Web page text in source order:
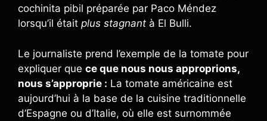
cochinita pibil préparée par Paco Méndez
lorsqu’il était plus stagnant à El Bulli.
Le journaliste prend l’exemple de la tomate pour
expliquer que ce que nous nous approprions,
nous s’approprie : La tomate américaine est
aujourd’hui à la base de la cuisine traditionnelle
d’Espagne ou d’Italie, où elle est surnommée